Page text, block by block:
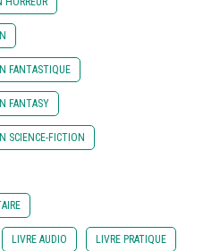
FANTASTIQUE
FANTASY
SCIENCE-FICTION
LIVRE AUDIO LIVRE PRATIQUE